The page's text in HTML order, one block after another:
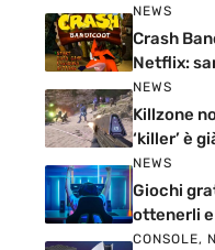
NEWS
Crash
Netflix:
NEWS
Killzone
‘killer’ è
NEWS
Giochi
ottenerli
CONSOLE,